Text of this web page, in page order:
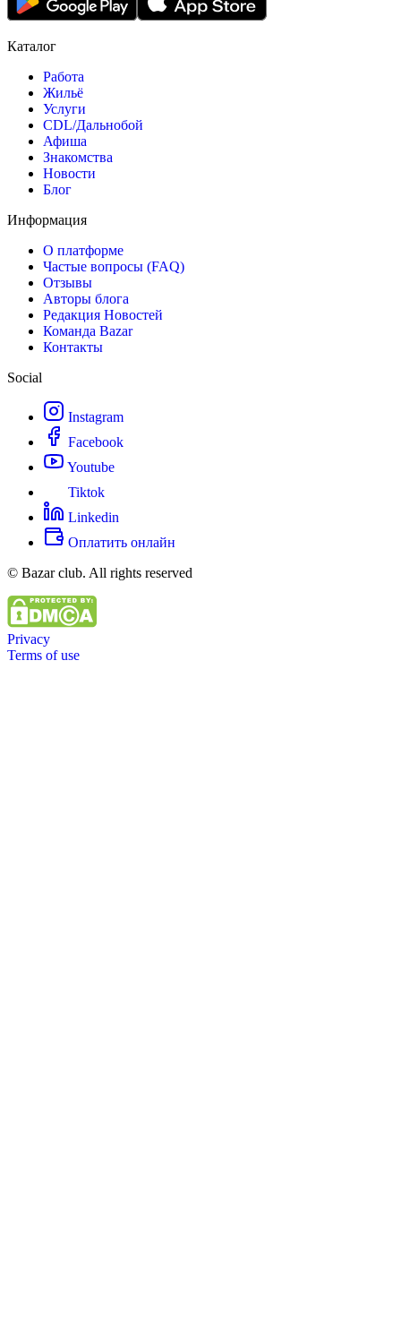
Каталог
Работа
Жильё
Услуги
CDL/Дальнобой
Афиша
Знакомства
Новости
Блог
Информация
О платформе
Частые вопросы (FAQ)
Отзывы
Авторы блога
Редакция Новостей
Команда Bazar
Контакты
Social
Instagram
Facebook
Youtube
Tiktok
Linkedin
Оплатить онлайн
© Bazar club. All rights reserved
Privacy
Terms of use